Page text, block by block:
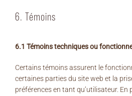
6. Témoins
6.1 Témoins techniques ou
Certains témoins assurent le
certaines parties du site web et la
préférences en tant qu’utilisateur.